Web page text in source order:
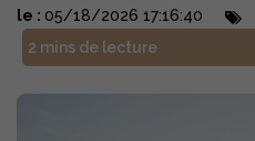
le : 05/18/2026 17:16:40
2 mins de lecture